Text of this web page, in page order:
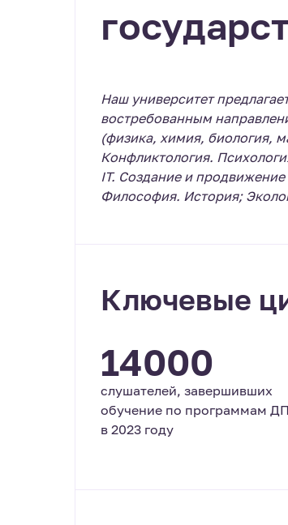
Наш университет
востребованным
(физика, химия, биология,
Конфликтология.
IT. Создание и
Философия. История;
Ключевые
14000
слушателей, завершивших
обучение по программам
в 2023 году